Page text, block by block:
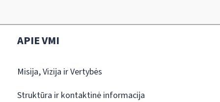
APIE VMI
Misija, Vizija ir Vertybės
Struktūra ir kontaktinė informacija